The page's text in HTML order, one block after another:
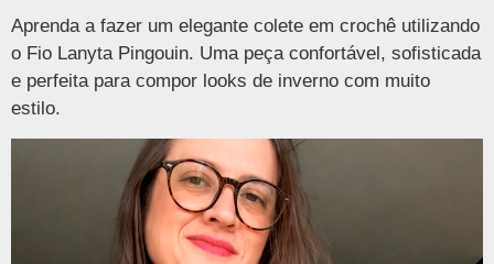
Aprenda a fazer um elegante colete em crochê utilizando
o Fio Lanyta Pingouin. Uma peça confortável, sofisticada
e perfeita para compor looks de inverno com muito
estilo.